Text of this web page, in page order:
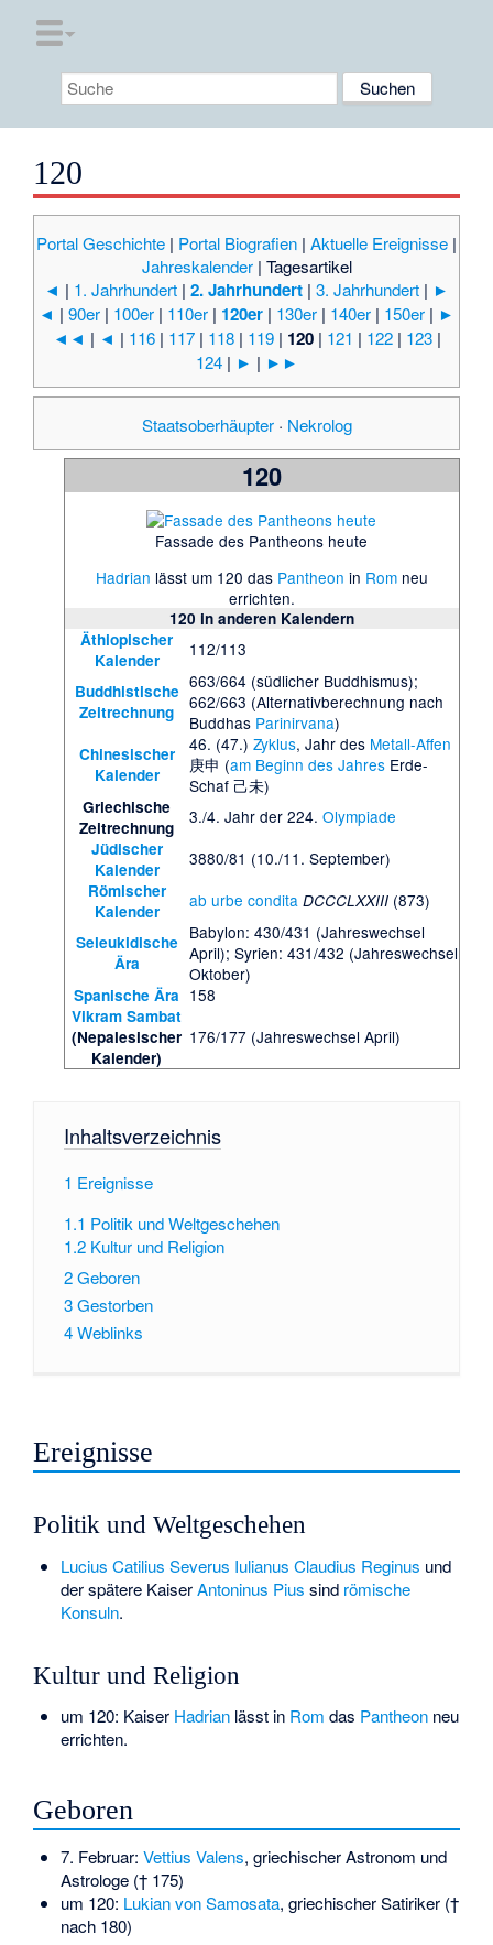
120
Portal Geschichte | Portal Biografien | Aktuelle Ereignisse |
Jahreskalender| Tagesartikel
◄ | 1. Jahrhundert | 2. Jahrhundert | 3. Jahrhundert | ►
◄ | 90er | 100er | 110er | 120er | 130er | 140er | 150er | ►
◄◄ | ◄ | 116| 117| 118| 119| 120| 121 | 122| 123|
124| ► | ►►
Staatsoberhäupter· Nekrolog
120
Fassade des Pantheons heute
Hadrian lässt um 120 das Pantheon in Romneu
errichten.
120 in anderen Kalendern
Äthiopischer
Kalender
112/113
Buddhistische
Zeitrechnung
663/664 (südlicher Buddhismus);
662/663 (Alternativberechnung nach
Buddhas Parinirvana)
Chinesischer
Kalender
46. (47.) Zyklus, Jahr des Metall-Affen
庚申 (am Beginn des JahresErde-
Schaf 己未)
Griechische
Zeitrechnung
3./4. Jahr der 224. Olympiade
Jüdischer
Kalender
3880/81 (10./11. September)
Römischer
Kalender
ab urbe condita DCCCLXXIII(873)
Seleukidische
Ära
Babylon: 430/431 (Jahreswechsel
April); Syrien: 431/432 (Jahreswechsel
Oktober)
Spanische Ära 158
Vikram Sambat
(Nepalesischer
Kalender)
176/177 (Jahreswechsel April)
Inhaltsverzeichnis
1 Ereignisse
1.1 Politik und Weltgeschehen
1.2 Kultur und Religion
2Geboren
3Gestorben
4Weblinks
Ereignisse
Politik und Weltgeschehen
Lucius Catilius Severus Iulianus Claudius Reginus und
der spätere KaiserAntoninus Pius sind römische
Konsuln.
Kultur und Religion
um 120: Kaiser Hadrianlässt in Rom das Pantheonneu
errichten.
Geboren
7. Februar: Vettius Valens, griechischer Astronom und
Astrologe († 175)
um 120: Lukian von Samosata, griechischer Satiriker (†
nach 180)